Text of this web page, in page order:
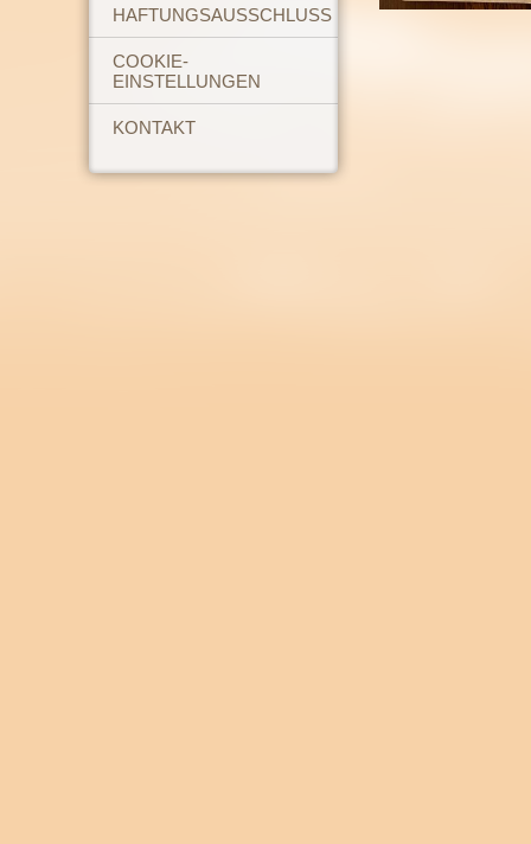
HAFTUNGSAUSSCHLUSS
COOKIE-
EINSTELLUNGEN
KONTAKT